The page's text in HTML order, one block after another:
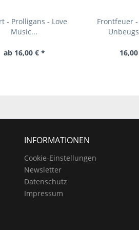
- Prolligans - Love
Music...
ab 16,00 € *
Frontfeuer -
INFORMATIONEN
Cookie-Einstellungen
Newsletter
Datenschutz
Impressum